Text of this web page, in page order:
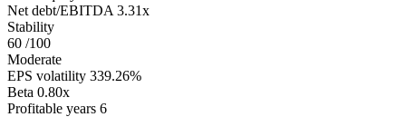
Net debt/EBITDA 3.31x
Stability
60 /100
Moderate
EPS volatility 339.26%
Beta 0.80x
Profitable years 6